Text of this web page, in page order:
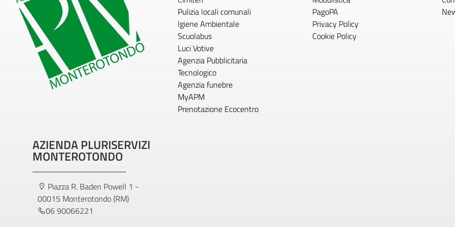
AZIENDA PLURISERVIZI
MONTEROTONDO
Piazza R. Baden Powell 1 -
00015 Monterotondo (RM)
06 90066221
Pulizia locali comunali
Igiene Ambientale
Scuolabus
Luci Votive
Agenzia Pubblicitaria
Tecnologico
Agenzia funebre
MyAPM
Prenotazione Ecocentro
PagoPA
Privacy Policy
Cookie Policy